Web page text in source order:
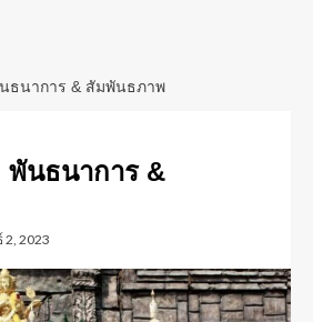
ธนาการ & สัมพันธภาพ
พันธนาการ &
2023